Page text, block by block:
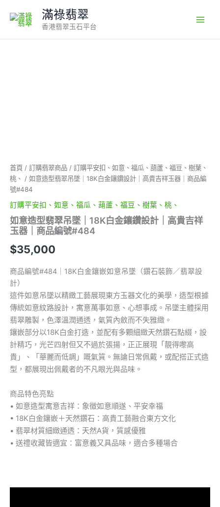
content
滿祿翡翠
香港翡翠玉石平台
首頁 / 訂購翡翠商品 / 訂購平安扣、如意、福瓜、葫蘆、福豆、樹葉、
桃、 / 如意造型翡翠吊墜｜18K白金鑲鑽設計｜高貴吉祥玉器｜商品編
號#484
訂購平安扣、如意、福瓜、葫蘆、福豆、樹葉、桃、
如意造型翡翠吊墜｜18K白金鑲鑽設計｜高貴吉祥
玉器｜商品編號#484
$35,000
商品編號#484｜18K白金鑲嵌如意吊墜（鑽石裝飾／翡翠設
計）
這件如意吊墜以精緻工藝展現東方玉器文化的美學，造型根據
傳統如意紋路設計，寓意萬事如意、心想事成。吊墜主體採用
翡翠雕製，色澤溫潤通透，氣質內斂而不失雅緻。
鑲嵌部分以18K白金打造，並配有多顆細緻天然鑽石點綴，設
計精巧，光芒四射但又不過於張揚，正正展現「靚得嚟高
貴」、「華麗而低調」嘅氣質。無論日常佩戴，或配搭正式造
型，都展現出佩戴者的不凡眼光與品味。
商品特色亮點
• 如意造型寓意吉祥：象徵如意順遂、平安幸福
• 18K白金鑲嵌＋天然鑽石：高貴工藝融合東方文化
• 翡翠材質細緻通透：天然A貨，質感優雅
• 送禮收藏皆適宜：富意義又具品味，適合多種場合
金
鑲
鑽
設
計
｜
高
貴
吉
祥
器
｜
商
品
編
號
#484
數
量